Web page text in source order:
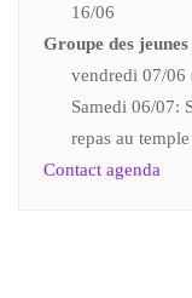
16/06
Groupe des jeunes
vendredi 07/06
Samedi 06/07:
repas au temple
Contact agenda